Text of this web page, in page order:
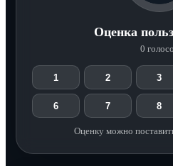
Оценка
0
1 2 3
6 7 8
Оценку можно